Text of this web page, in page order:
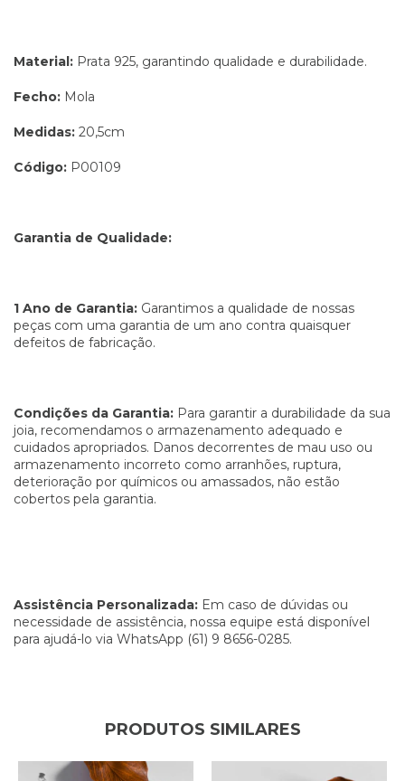
Material: Prata 925, garantindo qualidade e durabilidade.
Fecho: Mola
Medidas: 20,5cm
Código: P00109
Garantia de Qualidade:
1 Ano de Garantia: Garantimos a qualidade de nossas
peças com uma garantia de um ano contra quaisquer
defeitos de fabricação.
Condições da Garantia: Para garantir a durabilidade da sua
joia, recomendamos o armazenamento adequado e
cuidados apropriados. Danos decorrentes de mau uso ou
armazenamento incorreto como arranhões, ruptura,
deterioração por químicos ou amassados, não estão
cobertos pela garantia.
Assistência Personalizada: Em caso de dúvidas ou
necessidade de assistência, nossa equipe está disponível
para ajudá-lo via WhatsApp (61) 9 8656-0285.
PRODUTOS SIMILARES